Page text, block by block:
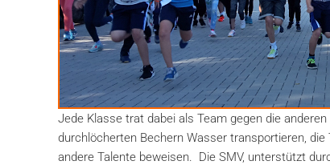
Jede Klasse trat dabei als Team gegen die
durchlöcherten Bechern Wasser transportieren,
andere Talente beweisen. Die SMV, unterstützt